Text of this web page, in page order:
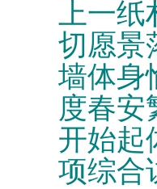
上一
切愿景
墙体身
度春安
开始起
项综合